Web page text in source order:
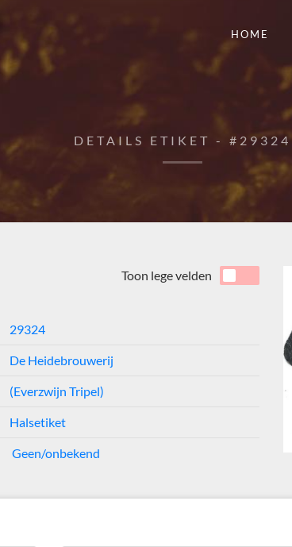
HOME
DETAILS ETIKET - #29324
Toon lege velden
29324
De Heidebrouwerij
(Everzwijn Tripel)
Halsetiket
Geen/onbekend